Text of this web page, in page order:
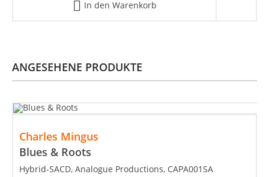
In den Warenkorb
ANGESEHENE PRODUKTE
Charles Mingus
Blues & Roots
Hybrid-SACD, Analogue Productions, CAPA001SA